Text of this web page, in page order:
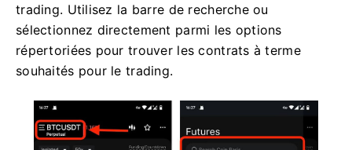
trading. Utilisez la barre de recherche ou
sélectionnez directement parmi les options
répertoriées pour trouver les contrats à terme
souhaités pour le trading.